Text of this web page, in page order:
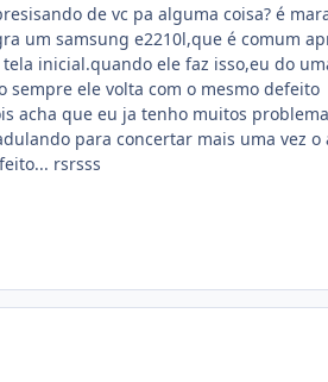
de vc pa alguma coisa? é
um samsung e2210l,que é comum
inicial.quando ele faz isso,eu do
ele volta com o mesmo defeito
acha que eu ja tenho muitos
para concertar mais uma vez o
rsrsss